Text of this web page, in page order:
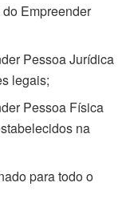
Empreender
Pessoa Jurídica
legais;
Pessoa Física
na
para todo o